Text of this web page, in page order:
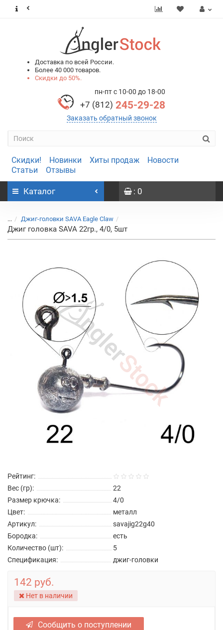
Доставка по всей России.
Более 40 000 товаров.
Скидки до 50%.
пн-пт с 10-00 до 18-00
+7 (812) 245-29-28
Заказать обратный звонок
Скидки! Новинки Хиты продаж
Новости
Статьи
Отзывы
Каталог : 0
... Джиг-головки SAVA Eagle Claw
Джиг головка SAVA 22гр., 4/0, 5шт
Рейтинг:
Вес (гр):
22
Размер крючка:
4/0
Цвет:
металл
Артикул:
savajig22g40
Бородка:
есть
Количество (шт):
5
Спецификация:
джиг-головки
142 руб.
Нет в наличии
Сообщить о поступлении